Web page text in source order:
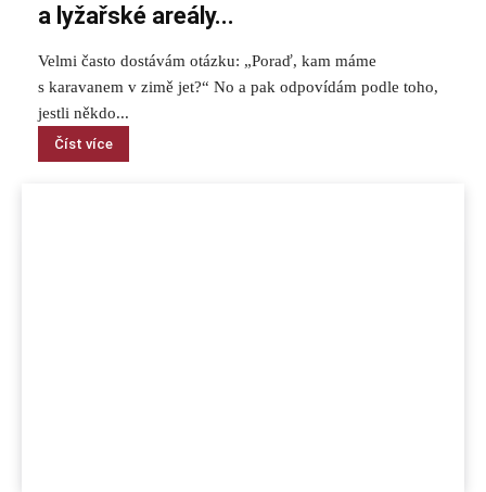
a lyžařské areály...
Velmi často dostávám otázku: „Poraď, kam máme
s karavanem v zimě jet?“ No a pak odpovídám podle toho,
jestli někdo...
Číst více